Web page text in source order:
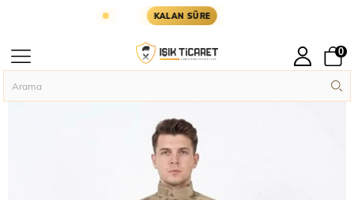
KALAN SÜRE KARGOYA YETİŞMESİ İÇİN
0
Anasayfa Sword Jandarma Eğitim Kamuflaj